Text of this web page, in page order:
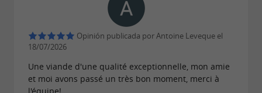
Opinión publicada por Antoine Leveque el
18/07/2026
Une viande d'une qualité exceptionnelle, mon amie
et moi avons passé un très bon moment, merci à